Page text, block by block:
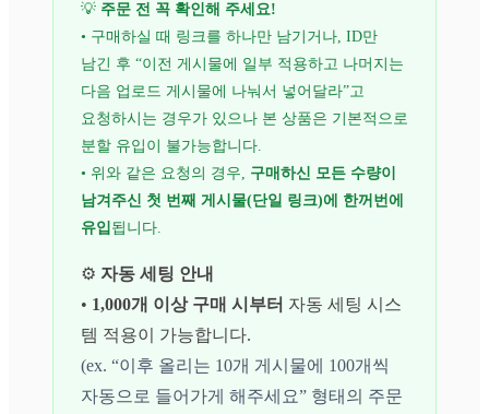
💡 주문 전 꼭 확인해 주세요!
• 구매하실 때 링크를 하나만 남기거나, ID만
남긴 후 “이전 게시물에 일부 적용하고 나머지는
다음 업로드 게시물에 나눠서 넣어달라”고
요청하시는 경우가 있으나 본 상품은 기본적으로
분할 유입이 불가능합니다.
• 위와 같은 요청의 경우, 구매하신 모든 수량이
남겨주신 첫 번째 게시물(단일 링크)에 한꺼번에
유입 됩니다.
⚙️ 자동 세팅 안내
• 1,000개 이상 구매 시부터 자동 세팅 시스
템 적용이 가능합니다.
(ex. “이후 올리는 10개 게시물에 100개씩
자동으로 들어가게 해주세요” 형태의 주문